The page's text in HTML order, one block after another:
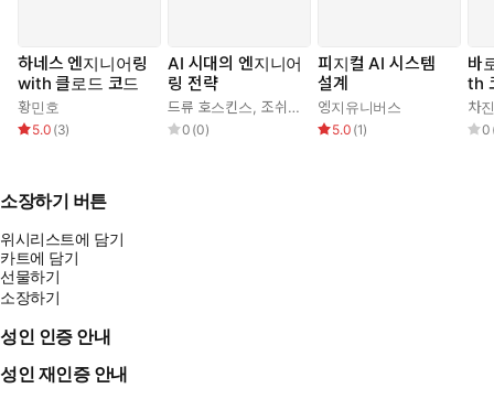
하네스 엔지니어링
with 클로드 코드
황민호
5.0 (3)
AI 시대의 엔지니어
링 전략
드류 호스킨스, 조쉬(김승권)
0 (0)
피지컬 AI 시스템
설계
엥지유니버스
5.0 (1)
바
th
로
차
0
소장하기 버튼
위시리스트에 담기
카트에 담기
선물하기
소장하기
성인 인증 안내
성인 재인증 안내